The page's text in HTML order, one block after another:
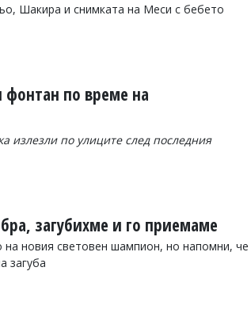
Шакира и снимката на Меси с бебето
фонтан по време на
излезли по улиците след последния
загубихме и го приемаме
на новия световен шампион, но напомни, че
загуба